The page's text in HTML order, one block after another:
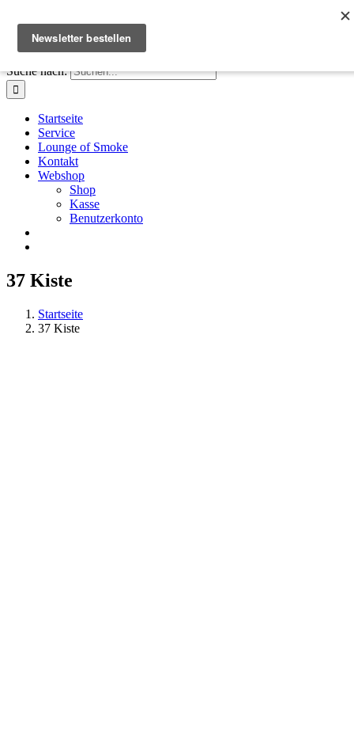
FacebookInstagramXE-Mail
+41 61 411 28 66|info@houseofsmoke.ch
Suche nach:
Startseite
Service
Lounge of Smoke
Kontakt
Webshop
Shop
Kasse
Benutzerkonto
37 Kiste
Startseite
37 Kiste